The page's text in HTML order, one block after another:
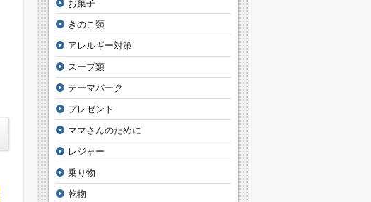
お菓子
きのこ類
アレルギー対策
スープ類
テーマパーク
プレゼント
ママさんのために
レジャー
乗り物
乾物